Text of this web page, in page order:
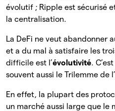
évolutif ; Ripple est sécurisé
la centralisation.
La DeFi ne veut abandonner
et a du mal à satisfaire les
difficile est l’évolutivité.
souvent aussi le Trilemme de
En effet, la plupart des
un marché aussi large que le